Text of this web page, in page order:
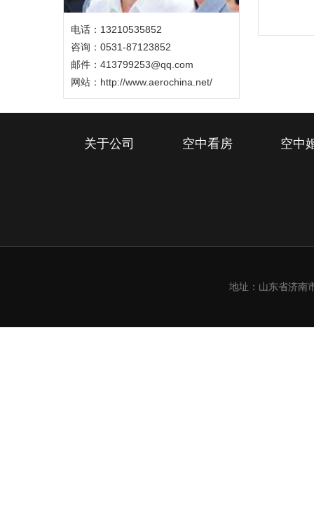
电话：13210535852
咨询：0531-87123852
邮件：413799253@qq.com
网站： http://www.aerochina.net/
关于公司 空中看房 空中
地址：山东省济南